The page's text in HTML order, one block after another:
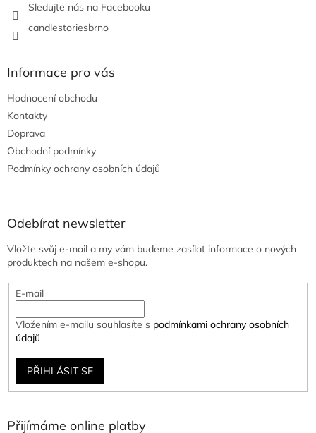
Sledujte nás na Facebooku
candlestoriesbrno
Informace pro vás
Hodnocení obchodu
Kontakty
Doprava
Obchodní podmínky
Podmínky ochrany osobních údajů
Odebírat newsletter
Vložte svůj e-mail a my vám budeme zasílat informace o nových
produktech na našem e-shopu.
E-mail
Vložením e-mailu souhlasíte s podmínkami ochrany osobních
údajů
PŘIHLÁSIT SE
Přijímáme online platby